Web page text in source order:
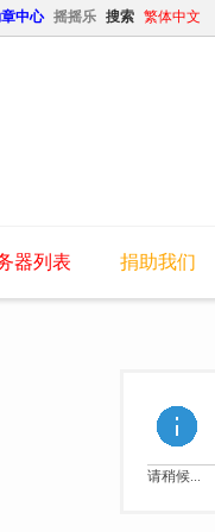
中心 摇摇乐 搜索 繁体中文
器列表 捐助我们
请稍候...